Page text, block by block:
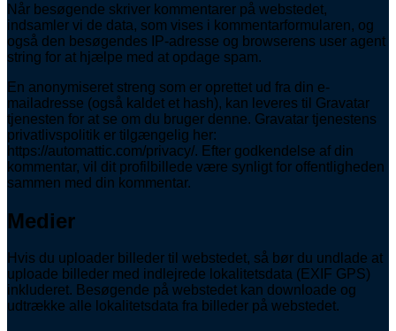
Når besøgende skriver kommentarer på webstedet,
indsamler vi de data, som vises i kommentarformularen, og
også den besøgendes IP-adresse og browserens user agent
string for at hjælpe med at opdage spam.
En anonymiseret streng som er oprettet ud fra din e-
mailadresse (også kaldet et hash), kan leveres til Gravatar
tjenesten for at se om du bruger denne. Gravatar tjenestens
privatlivspolitik er tilgængelig her:
https://automattic.com/privacy/. Efter godkendelse af din
kommentar, vil dit profilbillede være synligt for offentligheden
sammen med din kommentar.
Medier
Hvis du uploader billeder til webstedet, så bør du undlade at
uploade billeder med indlejrede lokalitetsdata (EXIF GPS)
inkluderet. Besøgende på webstedet kan downloade og
udtrække alle lokalitetsdata fra billeder på webstedet.